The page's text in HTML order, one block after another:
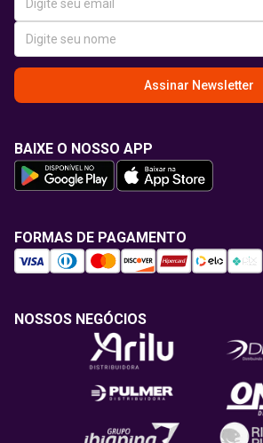
Assinar Newsletter
BAIXE O NOSSO APP
FORMAS DE PAGAMENTO
NOSSOS NEGÓCIOS